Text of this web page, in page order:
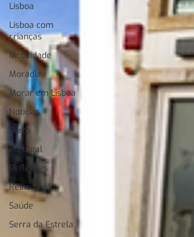
Lisboa
Lisboa com
crianças
Mobilidade
Moradia
Morar em Lisboa
Notícias
Porto
Portugal
Reflexões
Reino Unido
Saúde
Serra da Estrela